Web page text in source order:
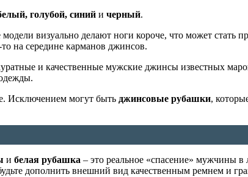
голубой, синий и черный.
визуально делают ноги короче, что может стать
на середине карманов джинсов.
и качественные мужские джинсы известных
Исключением могут быть джинсовые рубашки,
и белая рубашка – это реальное «спасение» мужчины
дополнить внешний вид качественным ремнем и